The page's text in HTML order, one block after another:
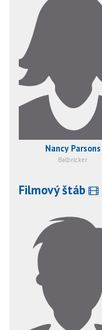
Nancy Parsons
Balbricker
Filmový štáb